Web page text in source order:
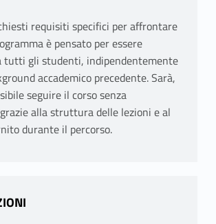
requisiti specifici per affrontare
è pensato per essere
tutti gli studenti, indipendentemente
accademico precedente. Sarà,
seguire il corso senza
alla struttura delle lezioni e al
durante il percorso.